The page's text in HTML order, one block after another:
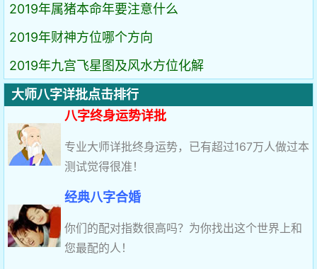
2019年属猪本命年要注意什么
2019年财神方位哪个方向
2019年九宫飞星图及风水方位化解
大师八字详批点击排行
八字终身运势详批
专业大师详批终身运势，已有超过167万人做过本
测试觉得很准！
经典八字合婚
你们的配对指数很高吗？为你找出这个世界上和
您最配的人！